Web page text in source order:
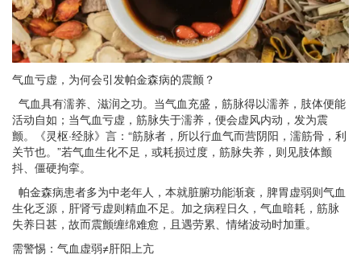
气血亏虚，为何会引发帕金森病的震颤？
气血具有濡养、滋润之功。当气血充盛，筋脉得以濡养，肢体便能
活动自如；当气血亏虚，筋脉失于濡养，便会虚风内动，发为震
颤。《灵枢·经脉》言：“筋脉者，所以行血气而营阴阳，濡筋骨，利
关节也。”若气血生化不足，或耗损过度，筋脉失养，则见肢体颤
抖、僵硬拘挛。
帕金森病患者多为中老年人，本就脏腑功能渐衰，脾胃虚弱则气血
生化乏源，肝肾亏虚则精血不足。加之病程日久，气血暗耗，筋脉
失养日甚，故而震颤缠绵难愈，且遇劳累、情绪波动时加重。
需警惕：气血虚弱≠肝阳上亢